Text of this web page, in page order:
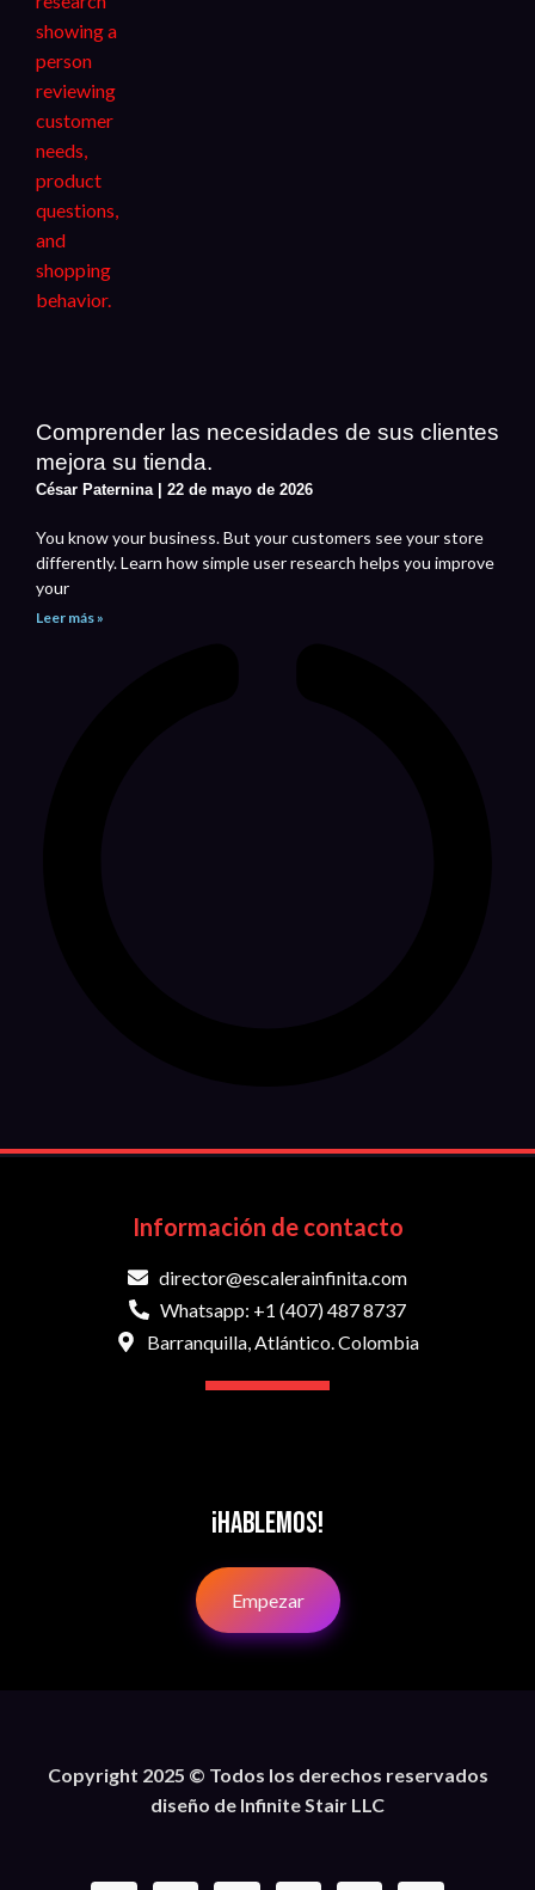
Comprender las necesidades de sus clientes
mejora su tienda.
César Paternina 22 de mayo de 2026
You know your business. But your customers see your store
differently. Learn how simple user research helps you improve
your
Leer más »
Información de contacto
director@escalerainfinita.com
Whatsapp: +1 (407) 487 8737
Barranquilla, Atlántico. Colombia
¡Hablemos!
Empezar
Copyright 2025 © Todos los derechos reservados
diseño de Infinite Stair LLC